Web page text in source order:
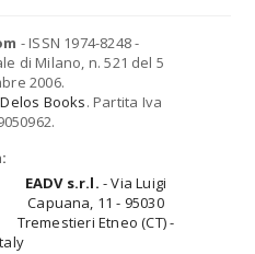
- ISSN 1974-8248 -
di Milano, n. 521 del 5
2006.
Books. Partita Iva
EADV s.r.l. - Via Luigi
Capuana, 11 - 95030
Tremestieri Etneo (CT) -